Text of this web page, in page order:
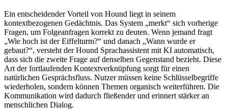
Ein entscheidender Vorteil von Hound liegt in seinem
kontextbezogenen Gedächtnis. Das System „merkt“ sich vorherige
Fragen, um Folgeanfragen korrekt zu deuten. Wenn jemand fragt
„Wie hoch ist der Eiffelturm?“ und danach „Wann wurde er
gebaut?“, versteht der Hound Sprachassistent mit KI automatisch,
dass sich die zweite Frage auf denselben Gegenstand bezieht. Diese
Art der fortlaufenden Kontextverknüpfung sorgt für einen
natürlichen Gesprächsfluss. Nutzer müssen keine Schlüsselbegriffe
wiederholen, sondern können Themen organisch weiterführen. Die
Kommunikation wird dadurch fließender und erinnert stärker an
menschlichen Dialog.